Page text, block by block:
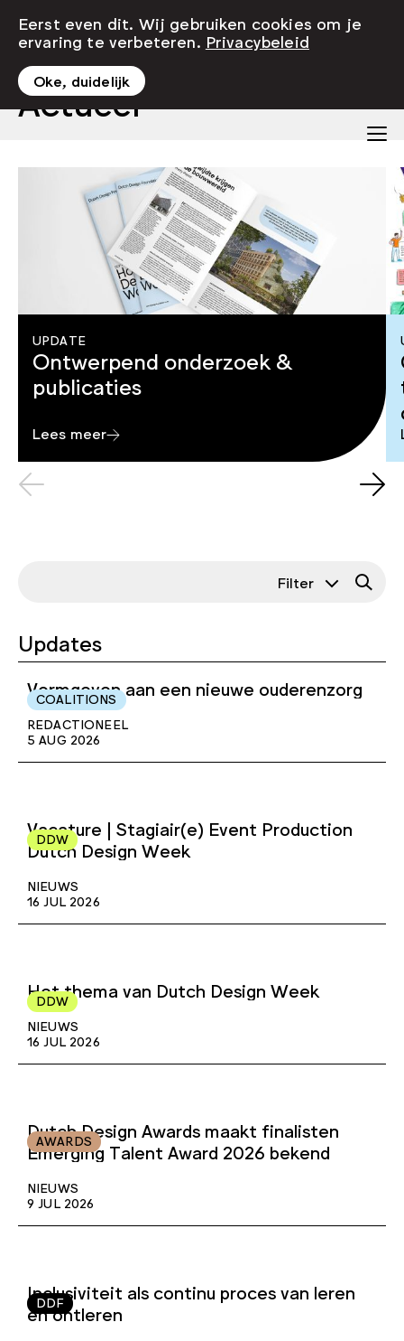
Actueel
UPDATE
Ontwerpend onderzoek &
publicaties
Lees meer
Filter
DDW
PONT
Coalitions
Filter op type
Case
Nieuws
Podcast
Sessie
Video
Updates
COALITIONS
Vormgeven aan een nieuwe ouderenzorg
REDACTIONEEL
5 AUG 2026
DDW
Vacature | Stagiair(e) Event Production
Dutch Design Week
NIEUWS
16 JUL 2026
DDW
Het thema van Dutch Design Week
NIEUWS
16 JUL 2026
AWARDS
Dutch Design Awards maakt finalisten
Emerging Talent Award 2026 bekend
NIEUWS
9 JUL 2026
DDF
Inclusiviteit als continu proces van leren
en ontleren
Eerst even dit. Wij gebruiken cookies om je
ervaring te verbeteren. Privacybeleid
Oke, duidelijk